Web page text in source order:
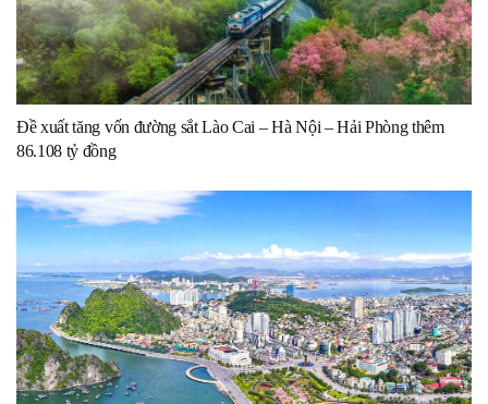
Đề xuất tăng vốn đường sắt Lào Cai – Hà Nội – Hải Phòng thêm
86.108 tỷ đồng